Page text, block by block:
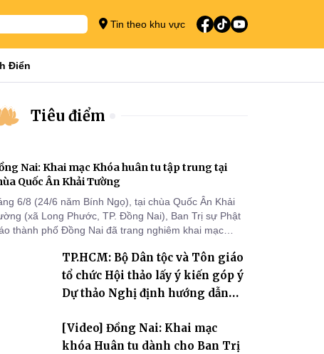
Tin theo khu vực
Điển
Tiêu điểm
Nai: Khai mạc Khóa huân tu tập trung tại
Quốc Ân Khải Tường
6/8 (24/6 năm Bính Ngọ), tại chùa Quốc Ân Khải
(xã Long Phước, TP. Đồng Nai), Ban Trị sự Phật
thành phố Đồng Nai đã trang nghiêm khai mạc
dành cho chư Tăng hành giả an cư tại chỗ khu vực
VIII và trường hạ chùa Quốc Ân Khải Tường.
TP.HCM: Bộ Dân tộc và Tôn giáo
tổ chức Hội thảo lấy ý kiến góp ý
Dự thảo Nghị định hướng dẫn
giáo
[Video] Đồng Nai: Khai mạc
khóa Huân tu dành cho Ban Trị